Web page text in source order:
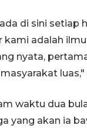
di sini setiap
adalah
nyata,
waktu dua
yang akan ia